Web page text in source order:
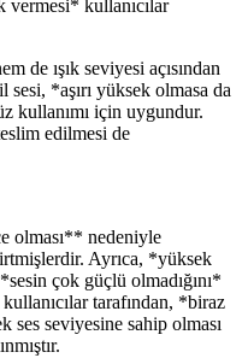
vermesi* kullanıcılar
de ışık seviyesi açısından
*aşırı yüksek olmasa da
kullanımı için uygundur.
edilmesi de
olması** nedeniyle
Ayrıca, *yüksek
çok güçlü olmadığını*
tarafından, *biraz
ses seviyesine sahip olması